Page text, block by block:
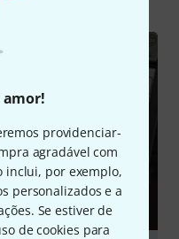
amor!
providenciar-
agradável com
inclui, por exemplo,
personalizados e a
Se estiver de
de cookies para